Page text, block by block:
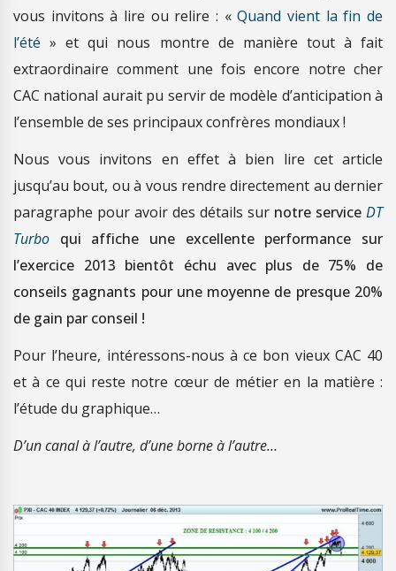
vous invitons à lire ou relire : «Quand vient la fin de
l’été» et qui nous montre de manière tout à fait
extraordinaire comment une fois encore notre cher
CAC national aurait pu servir de modèle d’anticipation à
l’ensemble de ses principaux confrères mondiaux !
Nous vous invitons en effet à bien lire cet article
jusqu’au bout, ou à vous rendre directement au dernier
paragraphe pour avoir des détails sur notre service DT
Turbo qui affiche une excellente performance sur
l’exercice 2013 bientôt échu avec plus de 75% de
conseils gagnants pour une moyenne de presque 20%
de gain par conseil !
Pour l’heure, intéressons-nous à ce bon vieux CAC 40
et à ce qui reste notre cœur de métier en la matière :
l’étude du graphique…
D’un canal à l’autre, d’une borne à l’autre…